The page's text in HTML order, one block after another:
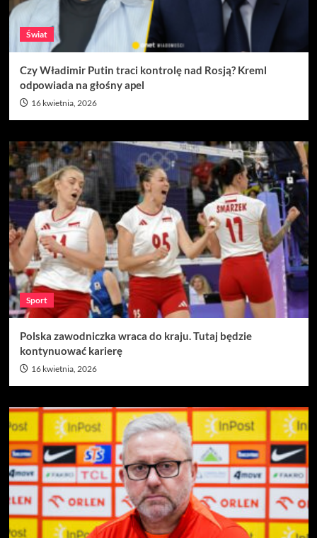
Świat
Czy Władimir Putin traci kontrolę nad Rosją? Kreml
odpowiada na głośny apel
16 kwietnia, 2026
Sport
Polska zawodniczka wraca do kraju. Tutaj będzie
kontynuować karierę
16 kwietnia, 2026